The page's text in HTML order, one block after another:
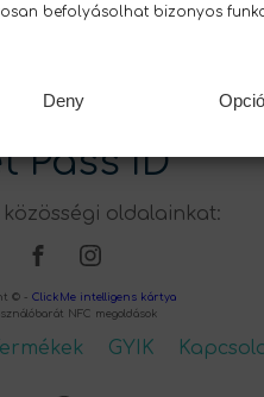
befolyásolhat bizonyos
Deny
Pass ID
közösségi oldalainkat:
© - ClickMe intelligens kártya
NFC megoldások
GYIK